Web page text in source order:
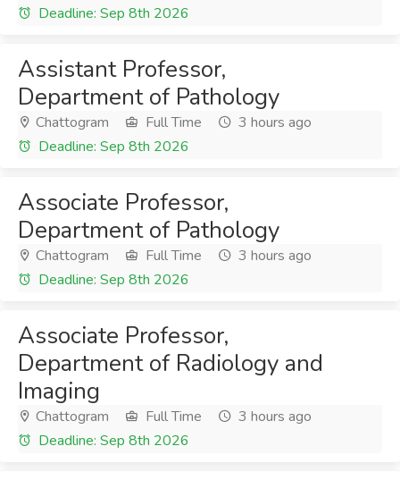
Deadline: Sep 8th 2026
Assistant Professor,
Department of Pathology
Chattogram Full Time
3 hours ago
Deadline: Sep 8th 2026
Associate Professor,
Department of Pathology
Chattogram Full Time
3 hours ago
Deadline: Sep 8th 2026
Associate Professor,
Department of Radiology and
Imaging
Chattogram Full Time
3 hours ago
Deadline: Sep 8th 2026